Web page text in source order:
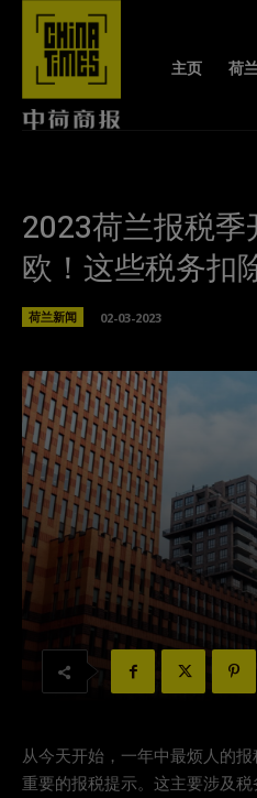
主页 荷
2023荷兰报税
欧！这些税务扣
荷兰新闻 02-03-2023
从今天开始，一年中最烦人的
重要的报税提示。这主要涉及